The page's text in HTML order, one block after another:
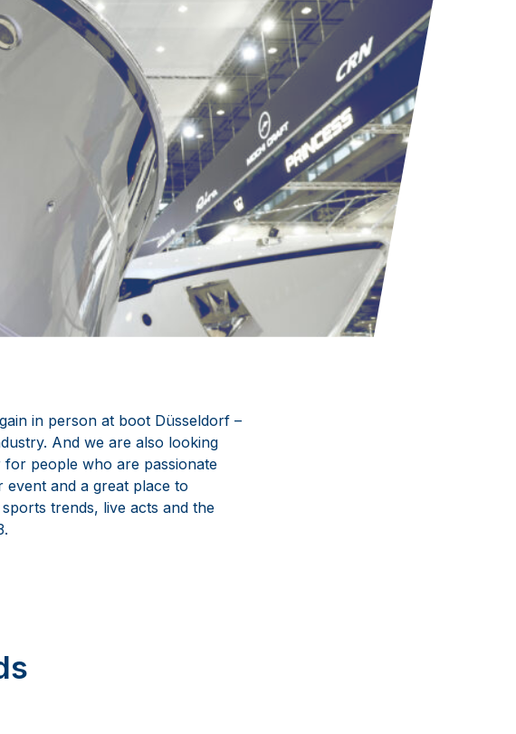
in person at boot Düsseldorf –
And we are also looking
people who are passionate
event and a great place to
trends, live acts and the